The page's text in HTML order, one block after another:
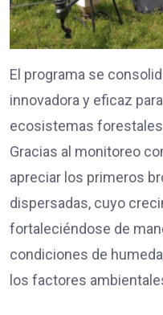
El programa se
innovadora y eficaz
ecosistemas
Gracias al monitoreo
apreciar los primeros
dispersadas, cuyo
fortaleciéndose de
condiciones de
los factores